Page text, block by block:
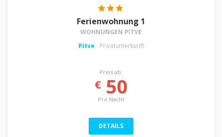
Ferienwohnung 1
WOHNUNGEN PITVE
Pitve - Privatunterkunft
Preis ab:
€50
Pro Nacht
DETAILS